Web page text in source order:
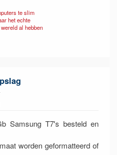
te slim
het echte
al hebben
Samsung T7's besteld en
worden geformatteerd of